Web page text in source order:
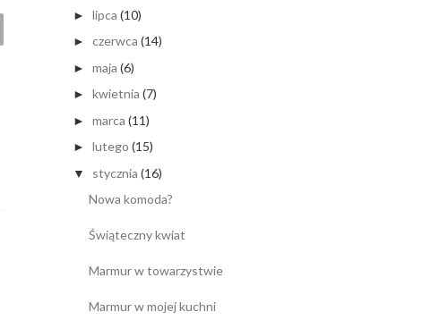
► lipca (10)
► czerwca (14)
► maja (6)
► kwietnia (7)
► marca (11)
► lutego (15)
▼ stycznia (16)
Nowa komoda?
Świąteczny kwiat
Marmur w towarzystwie
Marmur w mojej kuchni